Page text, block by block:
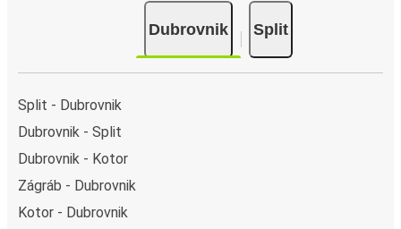
ponton készpénzzel fizess.Dubrovnik Split
Split - Dubrovnik
Dubrovnik - Split
Dubrovnik - Kotor
Zágráb - Dubrovnik
Kotor - Dubrovnik